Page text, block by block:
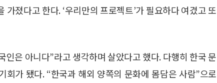
졌다고 한다. ‘우리만의 프로젝트’가 필요하다 여겼고 또
인은 아니다”라고 생각하며 살았다고 했다. 다행히 한국 문
가 됐다. “한국과 해외 양쪽의 문화에 몸담은 사람”으로